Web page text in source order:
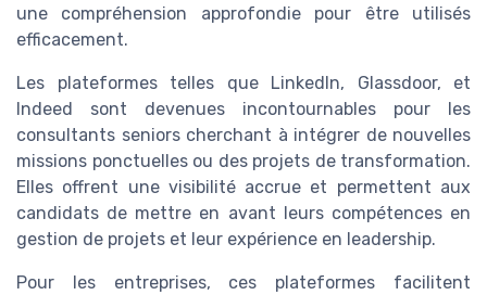
une compréhension approfondie pour être utilisés
efficacement.
Les plateformes telles que LinkedIn, Glassdoor, et
Indeed sont devenues incontournables pour les
consultants seniors cherchant à intégrer de nouvelles
missions ponctuelles ou des projets de transformation.
Elles offrent une visibilité accrue et permettent aux
candidats de mettre en avant leurs compétences en
gestion de projets et leur expérience en leadership.
Pour les entreprises, ces plateformes facilitent